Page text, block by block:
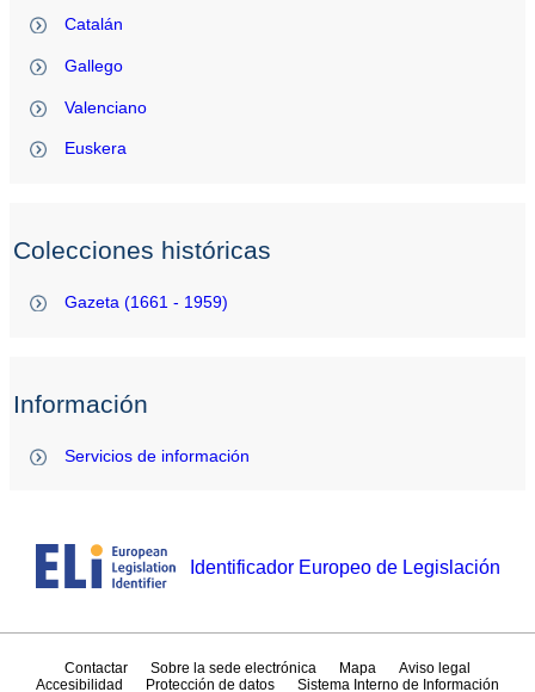
Catalán
Gallego
Valenciano
Euskera
Colecciones históricas
Gazeta (1661 - 1959)
Información
Servicios de información
Identificador Europeo de Legislación
Contactar Sobre la sede electrónica Mapa
Aviso legal
Accesibilidad
Protección de datos Sistema Interno de Información